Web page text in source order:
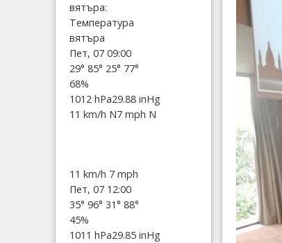
вятъра:
Температура
вятъра
Пет, 07 09:00
29° 85° 25° 77°
68%
1012 hPa29.88 inHg
11 km/h N7 mph N
11 km/h 7 mph
Пет, 07 12:00
35° 96° 31° 88°
45%
1011 hPa29.85 inHg